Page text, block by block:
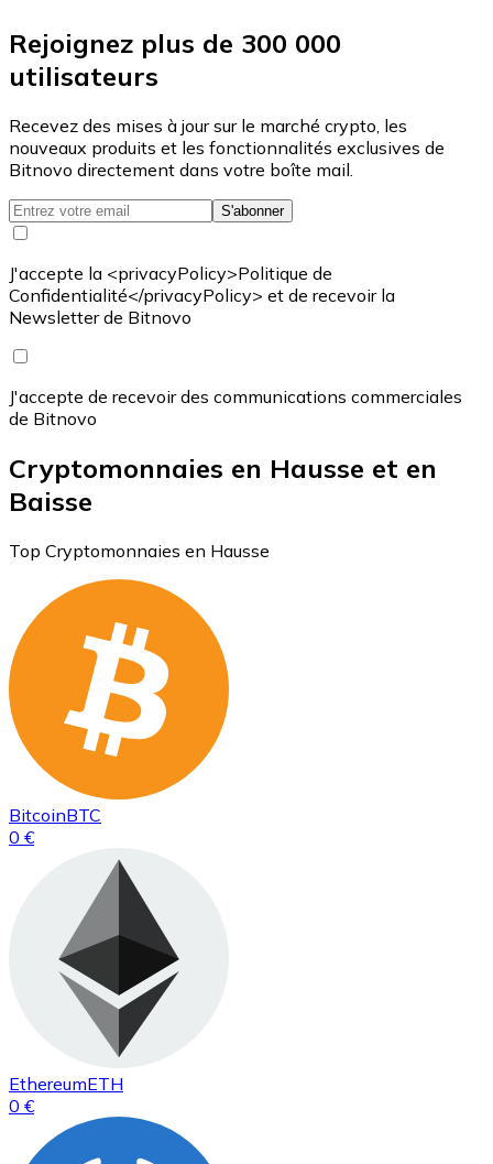
Rejoignez plus de 300 000
utilisateurs
Recevez des mises à jour sur le marché crypto, les
nouveaux produits et les fonctionnalités exclusives de
Bitnovo directement dans votre boîte mail.
S'abonner
J'accepte la <privacyPolicy>Politique de
Confidentialité</privacyPolicy> et de recevoir la
Newsletter de Bitnovo
J'accepte de recevoir des communications commerciales
de Bitnovo
Cryptomonnaies en Hausse et en
Baisse
Top Cryptomonnaies en Hausse
BitcoinBTC
0 €
EthereumETH
0 €